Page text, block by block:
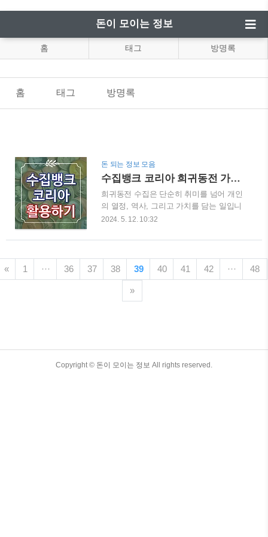
돈이 모이는 정보
홈 태그 방명록
홈 태그 방명록
돈 되는 정보 모음
수집뱅크 코리아 희귀동전 가격표 활용하기
희귀동전 수집은 단순히 취미를 넘어 개인
의 열정, 역사, 그리고 가치를 담는 일입니
다. 특히 희귀동전 수집은 세계 각국의 역
매력적인 분야입니다. 이러한 희귀동전을
뱅크 코리아'의 희귀동전 거래소입니다. 본
글에서는 수집뱅크 코리아 희귀동전 거래
소를 활용하여 당신의 수집품 가치를 극대
화하는 방법을 상세히 안내해 드리도록 할
거래하는 온라인 플랫폼입니다. 사용자는
이곳에서 동전의 구매, 판매, 그리고 교환
2024. 5. 12. 10:32
« 1 ··· 36 37 38 39 40 41 42 ··· 48
»
Copyright © 돈이 모이는 정보 All rights reserved.
TistoryWhaleSkin3.4